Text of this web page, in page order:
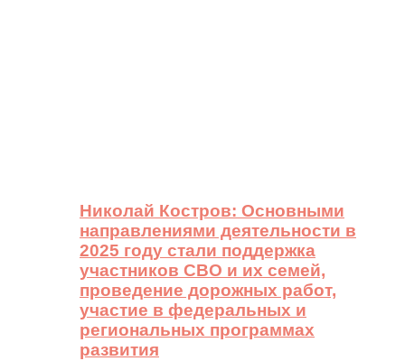
Николай Костров: Основными
направлениями деятельности в
2025 году стали поддержка
участников СВО и их семей,
проведение дорожных работ,
участие в федеральных и
региональных программах
развития